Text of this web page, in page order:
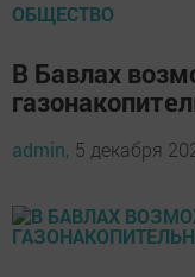
ОБЩЕСТВО
В Бавлах
admin, 5 декабря